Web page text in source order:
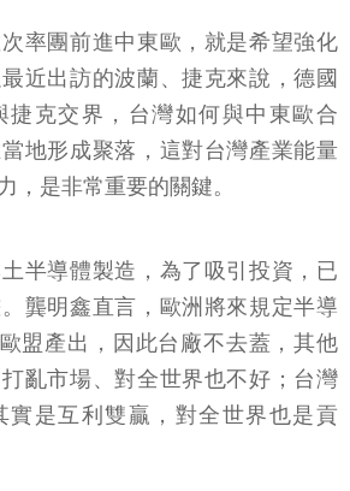
率團前進中東歐，就是希望強化
近出訪的波蘭、捷克來說，德國
捷克交界，台灣如何與中東歐合
地形成聚落，這對台灣產業能量
，是非常重要的關鍵。
半導體製造，為了吸引投資，已
龔明鑫直言，歐洲將來規定半導
盟產出，因此台廠不去蓋，其他
亂市場、對全世界也不好；台灣
實是互利雙贏，對全世界也是貢